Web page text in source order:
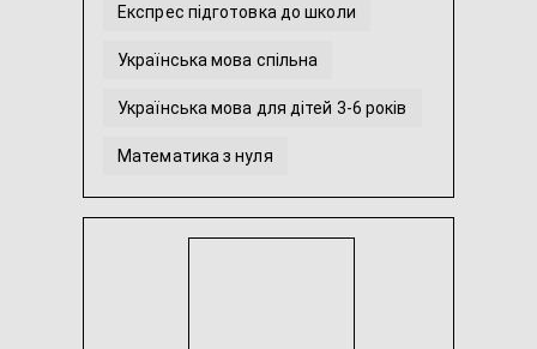
Експрес підготовка до школи
Українська мова спільна
Українська мова для дітей 3-6 років
Математика з нуля
Математика для дошкільнят